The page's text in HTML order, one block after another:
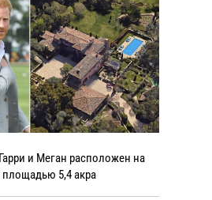
и Меган расположен на
площадью 5,4 акра